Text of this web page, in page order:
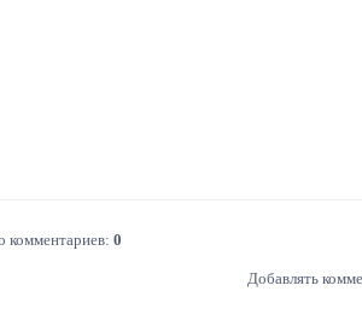
комментариев: 0
Добавлять